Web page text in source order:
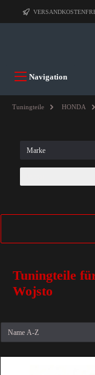
Navigation
Tuningteile HONDA
Tuningteile
Wojsto